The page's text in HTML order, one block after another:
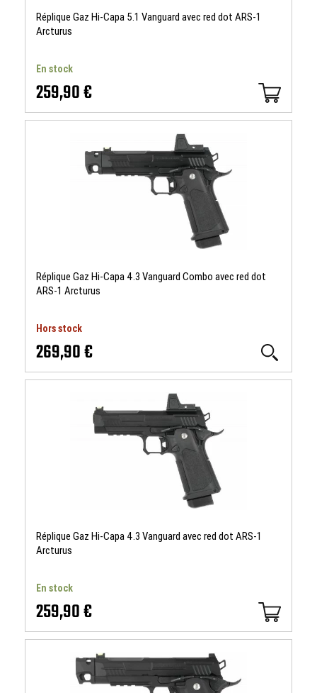
Réplique Gaz Hi-Capa 5.1 Vanguard avec red dot ARS-1
Arcturus
En stock
259,90 €
Réplique Gaz Hi-Capa 4.3 Vanguard Combo avec red dot
ARS-1 Arcturus
Hors stock
269,90 €
Réplique Gaz Hi-Capa 4.3 Vanguard avec red dot ARS-1
Arcturus
En stock
259,90 €